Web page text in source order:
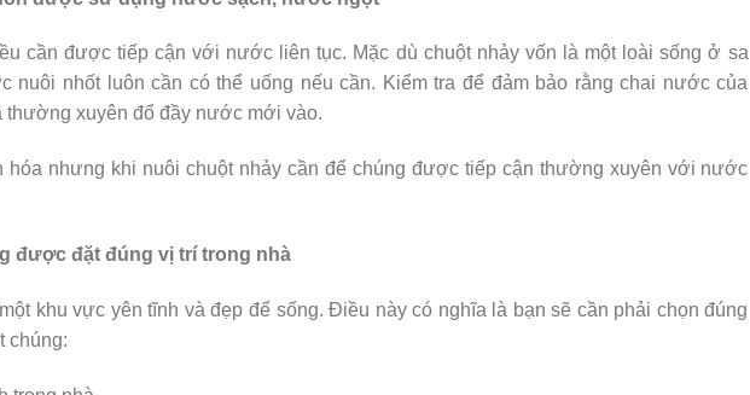
cần được tiếp cận với nước liên tục. Mặc dù chuột nhảy vốn là một loài sống ở sa
nuôi nhốt luôn cần có thể uống nếu cần. Kiểm tra để đảm bảo rằng chai nước của
thường xuyên đổ đầy nước mới vào.
hóa nhưng khi nuôi chuột nhảy cần để chúng được tiếp cận thường xuyên với nước
được đặt đúng vị trí trong nhà
khu vực yên tĩnh và đẹp để sống. Điều này có nghĩa là bạn sẽ cần phải chọn đúng
chúng: